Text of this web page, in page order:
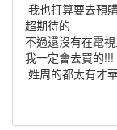
我也打算要去預
超期待的
不過還沒有在電
我一定會去買的!!!
姓周的都太有才